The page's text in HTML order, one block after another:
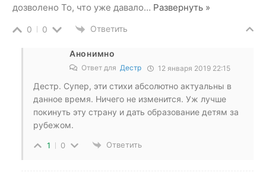
дозволено То, что уже давало… Развернуть »
0 0 Ответить
Анонимно
Ответ для Дестр 12 января 2019 22:15
Дестр. Супер, эти стихи абсолютно актуальны в
данное время. Ничего не изменится. Уж лучше
покинуть эту страну и дать образование детям за
рубежом.
1 0 Ответить